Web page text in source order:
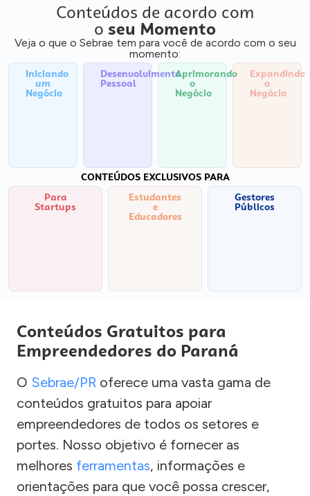
Conteúdos de acordo com
o seu Momento
Veja o que o Sebrae tem para você de acordo com o seu
momento:
Iniciando
um
Negócio
Desenvolvimento
Pessoal
Aprimorando
o
Negócio
Expandindo
o
Negócio
CONTEÚDOS EXCLUSIVOS PARA
Para
Startups
Estudantes
e
Educadores
Gestores
Públicos
Conteúdos Gratuitos para
Empreendedores do Paraná
O Sebrae/PR oferece uma vasta gama de
conteúdos gratuitos para apoiar
empreendedores de todos os setores e
portes. Nosso objetivo é fornecer as
melhores ferramentas, informações e
orientações para que você possa crescer,